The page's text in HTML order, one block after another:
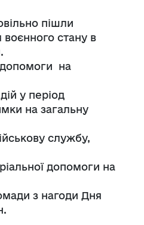
пішли
стану в
допомоги на
у період
на загальну
службу,
допомоги на
з нагоди Дня